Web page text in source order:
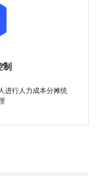
进行人力成本分摊统